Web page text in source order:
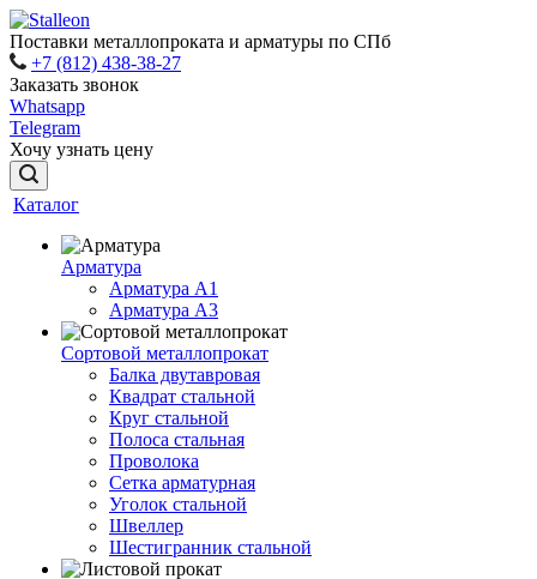
Поставки металлопроката и арматуры по СПб
+7 (812) 438-38-27
Заказать звонок
Whatsapp
Telegram
Хочу узнать цену
Каталог
Арматура
Арматура A1
Арматура А3
Сортовой металлопрокат
Балка двутавровая
Квадрат стальной
Круг стальной
Полоса стальная
Проволока
Сетка арматурная
Уголок стальной
Швеллер
Шестигранник стальной